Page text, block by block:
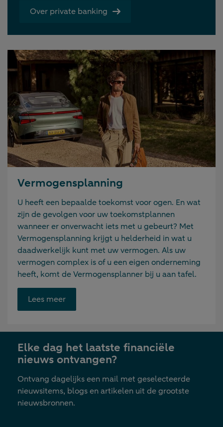
Over private banking
Vermogensplanning
U heeft een bepaalde toekomst voor ogen. En wat
zijn de gevolgen voor uw toekomstplannen
wanneer er onverwacht iets met u gebeurt? Met
Vermogensplanning krijgt u helderheid in wat u
daadwerkelijk kunt met uw vermogen. Als uw
vermogen complex is of u een eigen onderneming
heeft, komt de Vermogensplanner bij u aan tafel.
Lees meerOpent
link
nieuwe
tab
Elke dag het laatste financiële
nieuws ontvangen?
Ontvang dagelijks een mail met geselecteerde
nieuwsitems, blogs en artikelen uit de grootste
nieuwsbronnen.